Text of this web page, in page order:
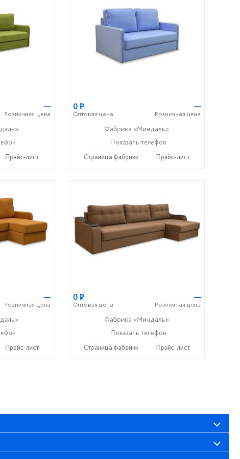
—
Розничная цена
+7 (917) 638-44-17
Прайс-лист
0Р
Оптовая цена
—
Розничная цена
Фабрика «Миндаль»
+7 (927) 630-62-82 ☎+7 (917) 638-44-17
Показать телефон
Страница фабрики
Прайс-лист
—
Розничная цена
+7 (917) 638-44-17
Прайс-лист
0Р
Оптовая цена
—
Розничная цена
Фабрика «Миндаль»
+7 (927) 630-62-82 ☎+7 (917) 638-44-17
Показать телефон
Страница фабрики
Прайс-лист